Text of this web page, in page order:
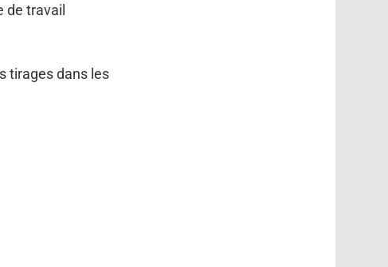
de travail
tirages dans les